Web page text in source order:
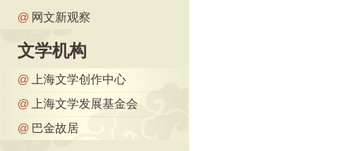
@ 网文新观察
文学机构
@
上海文学创作中心
@
上海文学发展基金会
@ 巴金故居